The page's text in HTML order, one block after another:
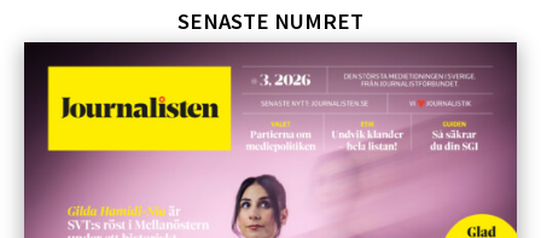
SENASTE NUMRET